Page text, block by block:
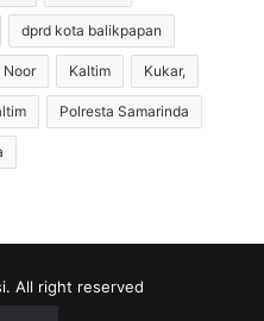
dprd kota balikpapan
Noor Kaltim Kukar,
Polresta Samarinda
All right reserved